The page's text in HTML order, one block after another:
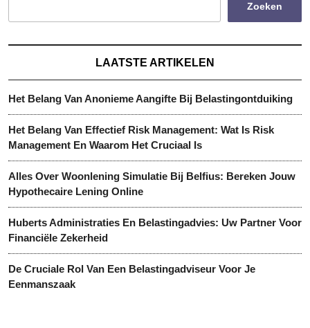
Zoeken
LAATSTE ARTIKELEN
Het Belang Van Anonieme Aangifte Bij Belastingontduiking
Het Belang Van Effectief Risk Management: Wat Is Risk
Management En Waarom Het Cruciaal Is
Alles Over Woonlening Simulatie Bij Belfius: Bereken Jouw
Hypothecaire Lening Online
Huberts Administraties En Belastingadvies: Uw Partner Voor
Financiële Zekerheid
De Cruciale Rol Van Een Belastingadviseur Voor Je
Eenmanszaak